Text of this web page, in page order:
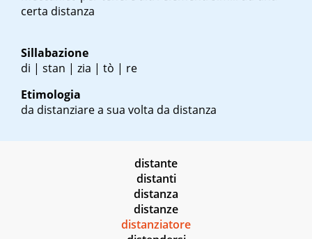
certa distanza
Sillabazione
di | stan | zia | tò | re
Etimologia
da distanziare a sua volta da distanza
distante
distanti
distanza
distanze
distanziatore